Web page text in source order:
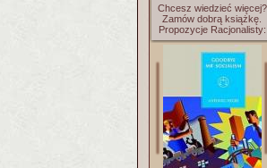
Chcesz wiedzieć więcej?
Zamów dobrą książkę.
Propozycje Racjonalisty: